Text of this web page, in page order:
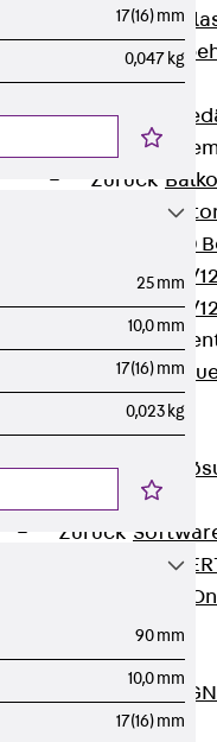
Wärmedämmung
Zurück
Zurück
ISOPRO®
ISOPRO® 120
ISOPRO® 80/
ISOPRO® 80/
Zurück
ISOMUR®
Lösungen
Zurück Digitale
Zurück
JORDAHL®
JORDAHL® JVB
ISOCHECK
ISODESIGN
FERBOX®-
CAD und BIM
17(16) mm
0,047 kg
25 mm
10,0 mm
17(16) mm
0,023 kg
90 mm
10,0 mm
17(16) mm